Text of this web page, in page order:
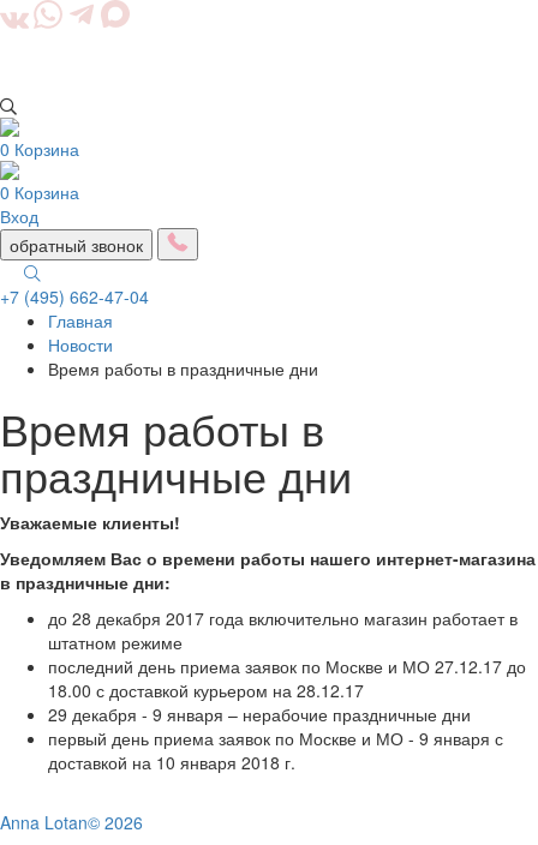
0 Корзина
0 Корзина
Вход
обратный звонок
+7 (495) 662-47-04
Главная
Новости
Время работы в праздничные дни
Время работы в
праздничные дни
Уважаемые клиенты!
Уведомляем Вас о времени работы нашего интернет-магазина
в праздничные дни:
до 28 декабря 2017 года включительно магазин работает в
штатном режиме
последний день приема заявок по Москве и МО 27.12.17 до
18.00 с доставкой курьером на 28.12.17
29 декабря - 9 января – нерабочие праздничные дни
первый день приема заявок по Москве и МО - 9 января с
доставкой на 10 января 2018 г.
Anna Lotan© 2026